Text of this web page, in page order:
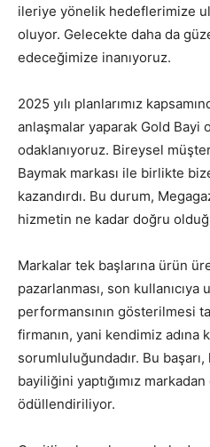
ileriye yönelik hedeflerimize
oluyor. Gelecekte daha da
edeceğimize inanıyoruz.
2025 yılı planlarımız
anlaşmalar yaparak Gold Bayi
odaklanıyoruz. Bireysel
Baymak markası ile birlikte
kazandırdı. Bu durum,
hizmetin ne kadar doğru
Markalar tek başlarına ürün
pazarlanması, son kullanıcıya
performansının gösterilmesi
firmanın, yani kendimiz adına
sorumluluğundadır. Bu
bayiliğini yaptığımız
ödüllendiriliyor.